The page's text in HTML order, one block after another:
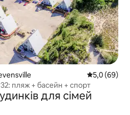
Середня
5,0 (69)
пляж + басейн + спорт
для сімей